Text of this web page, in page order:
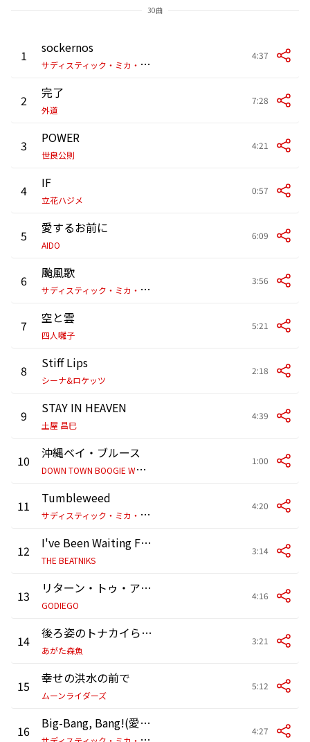
30曲
1
sockernos
サ
ディスティック・ミカ・バンド
4:37
2 完了
外道
7:28
3 POWER
世良公則
4:21
4 IF
立花ハジメ
0:57
5 愛するお前に
AIDO
6:09
6
颱風歌
サ
ディスティック・ミカ・バンド
3:56
7 空と雲
四人囃子
5:21
8 Stiff Lips
シーナ&ロケッツ
2:18
9 STAY IN HEAVEN
土屋 昌巳
4:39
10
沖縄ベイ・ブルース
D
OWN TOWN BOOGIE WOOGIE BAND
1:00
11
Tumbleweed
サ
ディスティック・ミカ・バンド
4:20
12 I've Been Waiting For You
THE BEATNIKS
3:14
13 リターン・トゥ・アフリカ
GODIEGO
4:16
14 後ろ姿のトナカイらしき
あがた森魚
3:21
15 幸せの洪水の前で
ムーンライダーズ
5:12
16
Big-Bang, Bang!(愛的相対性理論)
4:27